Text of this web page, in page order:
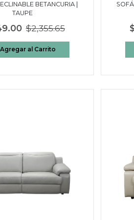
BETANCURIA |
TAUPE
$2,355.65
al Carrito